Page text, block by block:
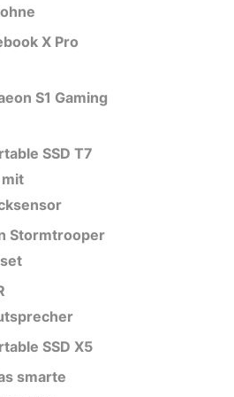
X Pro
S1 Gaming
SSD T7
mit
Stormtrooper
SSD X5
smarte